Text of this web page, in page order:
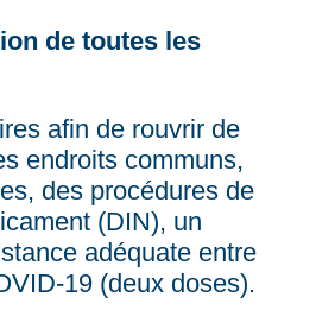
de toutes les
afin de rouvrir de
endroits communs,
des procédures de
(DIN), un
adéquate entre
19 (deux doses).